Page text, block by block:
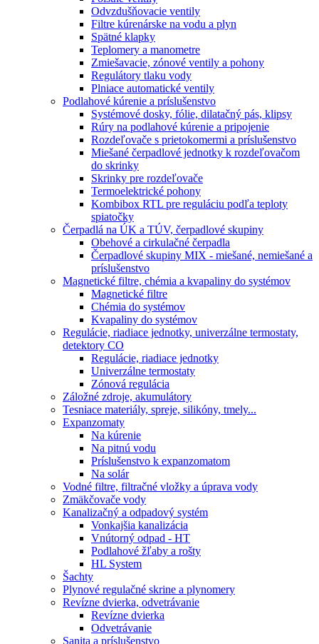
Odvzdušňovacie ventily
Filtre kúrenárske na vodu a plyn
Spätné klapky
Teplomery a manometre
Zmiešavacie, zónové ventily a pohony
Regulátory tlaku vody
Plniace automatické ventily
Podlahové kúrenie a príslušenstvo
Systémové dosky, fólie, dilatačný pás, klipsy
Rúry na podlahové kúrenie a pripojenie
Rozdeľovače s prietokomermi a príslušenstvo
Miešané čerpadlové jednotky k rozdeľovačom
do skrinky
Skrinky pre rozdeľovače
Termoelektrické pohony
Kombibox RTL pre reguláciu podľa teploty
spiatočky
Čerpadlá na ÚK a TÚV, čerpadlové skupiny
Obehové a cirkulačné čerpadla
Čerpadlové skupiny MIX - miešané, nemiešané a
príslušenstvo
Magnetické filtre, chémia a kvapaliny do systémov
Magnetické filtre
Chémia do systémov
Kvapaliny do systémov
Regulácie, riadiace jednotky, univerzálne termostaty,
detektory CO
Regulácie, riadiace jednotky
Univerzálne termostaty
Zónová regulácia
Záložné zdroje, akumulátory
Tesniace materiály, spreje, silikóny, tmely...
Expanzomaty
Na kúrenie
Na pitnú vodu
Príslušenstvo k expanzomatom
Na solár
Vodné filtre, filtračné vložky a úprava vody
Zmäkčovače vody
Kanalizačný a odpadový systém
Vonkajšia kanalizácia
Vnútorný odpad - HT
Podlahové žľaby a rošty
HL System
Šachty
Plynové regulačné skrine a plynomery
Revízne dvierka, odvetrávanie
Revízne dvierka
Odvetrávanie
Sanita a príslušenstvo